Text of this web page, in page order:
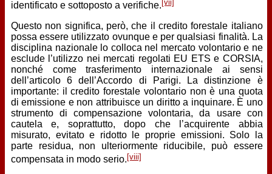
identificato e sottoposto a verifiche. [vii]
Questo non significa, però, che il credito forestale italiano
possa essere utilizzato ovunque e per qualsiasi finalità. La
disciplina nazionale lo colloca nel mercato volontario e ne
esclude l’utilizzo nei mercati regolati EU ETS e CORSIA,
nonché come trasferimento internazionale ai sensi
dell’articolo 6 dell’Accordo di Parigi. La distinzione è
importante: il credito forestale volontario non è una quota
di emissione e non attribuisce un diritto a inquinare. È uno
strumento di compensazione volontaria, da usare con
cautela e, soprattutto, dopo che l’acquirente abbia
misurato, evitato e ridotto le proprie emissioni. Solo la
parte residua, non ulteriormente riducibile, può essere
compensata in modo serio.[viii]